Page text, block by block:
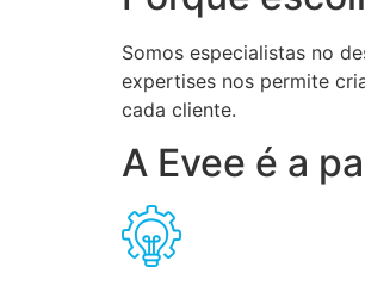
Somos especialistas no
expertises nos permite
cada cliente.
A Evee é a